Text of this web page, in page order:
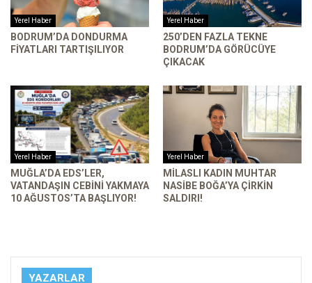
Yerel Haber
BODRUM’DA DONDURMA
FIYATLARI TARTIŞILIYOR
Yerel Haber
250’DEN FAZLA TEKNE
BODRUM’DA GÖRÜCÜYE
ÇIKACAK
Yerel Haber
MUĞLA’DA EDS’LER,
VATANDAŞIN CEBINI YAKMAYA
10 AĞUSTOS’TA BAŞLIYOR!
Yerel Haber
MILASLI KADIN MUHTAR
NASIBE BOĞA’YA ÇIRKIN
SALDIRI!
YAZARLAR